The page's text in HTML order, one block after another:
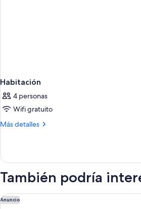
Habitación
4 personas
Wifi gratuito
Más detalles
Más
También podría
Anuncio
The Ritz-Carlton, Aruba